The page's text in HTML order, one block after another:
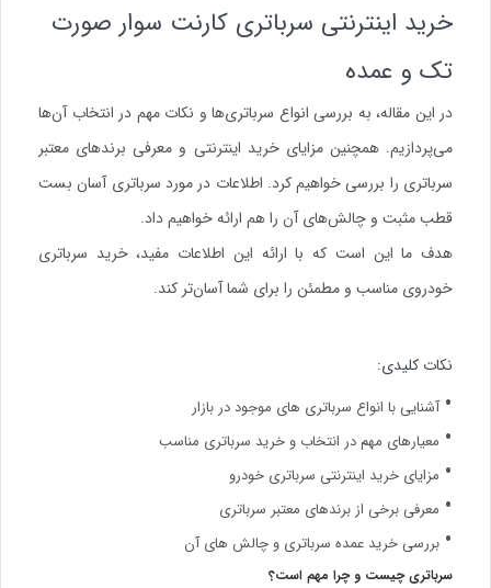
خرید اینترنتی سرباتری کارنت سوار صورت
تک و عمده
در این مقاله، به بررسی انواع سرباتری‌ها و نکات مهم در انتخاب آن‌ها
می‌پردازیم. همچنین مزایای خرید اینترنتی و معرفی برندهای معتبر
سرباتری را بررسی خواهیم کرد. اطلاعات در مورد سرباتری آسان بست
قطب مثبت و چالش‌های آن را هم ارائه خواهیم داد.
هدف ما این است که با ارائه این اطلاعات مفید، خرید سرباتری
خودروی مناسب و مطمئن را برای شما آسان‌تر کند.
نکات کلیدی:
آشنایی با انواع سرباتری های موجود در بازار
معیارهای مهم در انتخاب و خرید سرباتری مناسب
مزایای خرید اینترنتی سرباتری خودرو
معرفی برخی از برندهای معتبر سرباتری
بررسی خرید عمده سرباتری و چالش های آن
سرباتری چیست و چرا مهم است؟